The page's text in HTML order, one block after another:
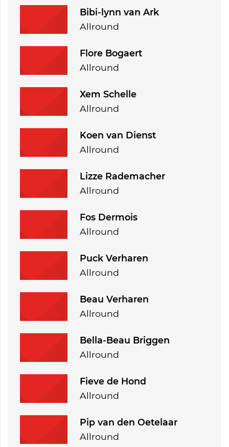
Bibi-lynn van Ark
Allround
Flore Bogaert
Allround
Xem Schelle
Allround
Koen van Dienst
Allround
Lizze Rademacher
Allround
Fos Dermois
Allround
Puck Verharen
Allround
Beau Verharen
Allround
Bella-Beau Briggen
Allround
Fieve de Hond
Allround
Pip van den Oetelaar
Allround